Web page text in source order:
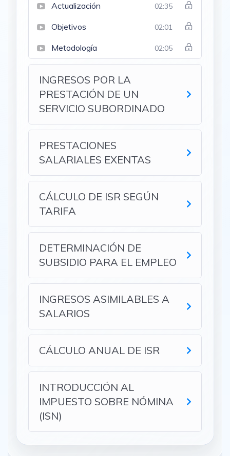
Actualización 02:35
Objetivos 02:01
Metodología 02:05
INGRESOS POR LA
PRESTACIÓN DE UN
SERVICIO SUBORDINADO
PRESTACIONES
SALARIALES EXENTAS
CÁLCULO DE ISR SEGÚN
TARIFA
DETERMINACIÓN DE
SUBSIDIO PARA EL EMPLEO
INGRESOS ASIMILABLES A
SALARIOS
CÁLCULO ANUAL DE ISR
INTRODUCCIÓN AL
IMPUESTO SOBRE NÓMINA
(ISN)